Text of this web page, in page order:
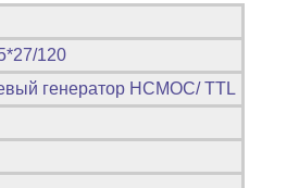
120
генератор HCMOC/ TTL